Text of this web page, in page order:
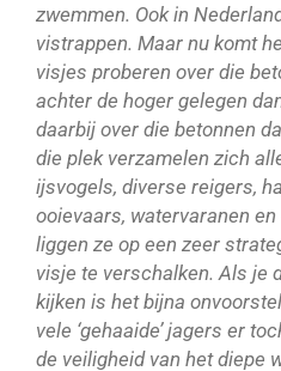
zwemmen. Ook in
vistrappen. Maar nu komt
visjes proberen over die
achter de hoger gelegen
daarbij over die betonnen
die plek verzamelen zich
ijsvogels, diverse reigers,
ooievaars, watervaranen
liggen ze op een zeer
visje te verschalken. Als je
kijken is het bijna
vele ‘gehaaide’ jagers er
de veiligheid van het diepe